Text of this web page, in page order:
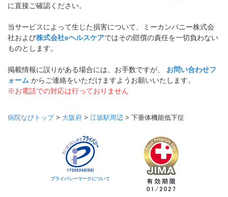
に直接ご確認ください。
当サービスによって生じた損害について、ミーカンパニー株式会
社および株式会社eヘルスケアではその賠償の責任を一切負わない
ものとします。
掲載情報に誤りがある場合には、お手数ですが、 お問い合わせフ
ォーム からご連絡をいただけますようお願いいたします。
※お電話での対応は行っておりません
病院なびトップ> 大阪府 > 江坂駅周辺 > 下垂体機能低下症
プライバシーマークについて